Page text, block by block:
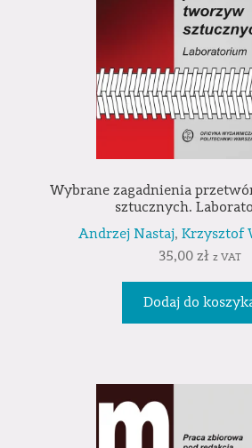
Wybrane zagadnienia
sztucznych.
Andrzej Nastaj, Krzysztof
35,00 zł z VAT
Dodaj do